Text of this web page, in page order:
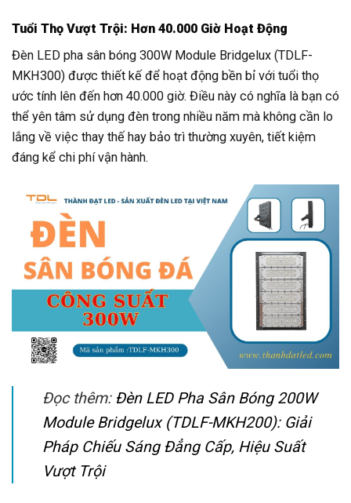
Tuổi Thọ Vượt Trội: Hơn 40.000 Giờ Hoạt Động
Đèn LED pha sân bóng 300W Module Bridgelux (TDLF-
MKH300) được thiết kế để hoạt động bền bỉ với tuổi thọ
ước tính lên đến hơn 40.000 giờ. Điều này có nghĩa là bạn có
thể yên tâm sử dụng đèn trong nhiều năm mà không cần lo
lắng về việc thay thế hay bảo trì thường xuyên, tiết kiệm
đáng kể chi phí vận hành.
Đọc thêm: Đèn LED Pha Sân Bóng 200W
Module Bridgelux (TDLF-MKH200): Giải
Pháp Chiếu Sáng Đẳng Cấp, Hiệu Suất
Vượt Trội